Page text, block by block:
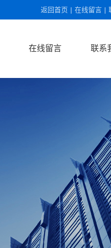
返回首页 | 在线留言 |
在线留言 联系